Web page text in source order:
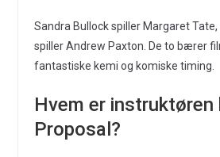
Sandra Bullock spiller Margaret Tate,
spiller Andrew Paxton. De to bærer
fantastiske kemi og komiske timing.
Hvem er instruktøren
Proposal?